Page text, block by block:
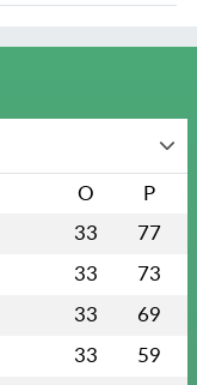
O P
33 77
33 73
33 69
33 59